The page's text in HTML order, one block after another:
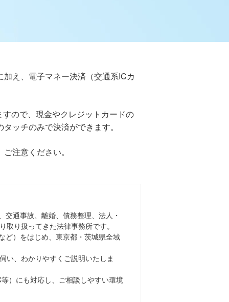
え、電子マネー決済（交通系ICカ
ので、現金やクレジットカードの
ッチのみで決済ができます。
注意ください。
通事故、離婚、債務整理、法人・
り扱ってきた法律事務所です。
ど）をはじめ、東京都・茨城県全域
い、わかりやすくご説明いたしま
）にも対応し、ご相談しやすい環境